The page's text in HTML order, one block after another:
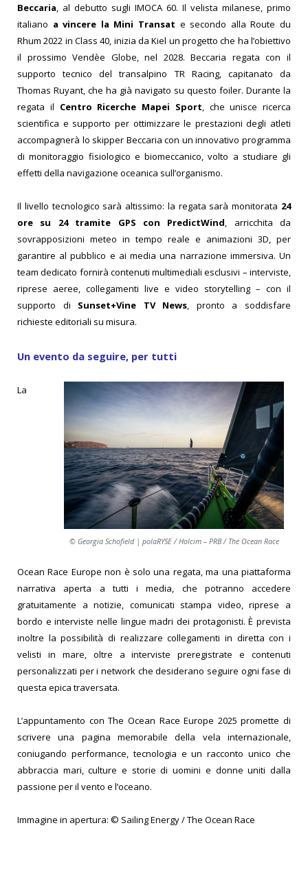
Beccaria, al debutto sugli IMOCA 60. Il velista milanese, primo
italiano a vincere la Mini Transat e secondo alla Route du
Rhum 2022 in Class 40, inizia da Kiel un progetto che ha l’obiettivo
il prossimo Vendèe Globe, nel 2028. Beccaria regata con il
supporto tecnico del transalpino TR Racing, capitanato da
Thomas Ruyant, che ha già navigato su questo foiler. Durante la
regata il Centro Ricerche Mapei Sport, che unisce ricerca
scientifica e supporto per ottimizzare le prestazioni degli atleti
accompagnerà lo skipper Beccaria con un innovativo programma
di monitoraggio fisiologico e biomeccanico, volto a studiare gli
effetti della navigazione oceanica sull’organismo.
Il livello tecnologico sarà altissimo: la regata sarà monitorata 24
ore su 24 tramite GPS con PredictWind, arricchita da
sovrapposizioni meteo in tempo reale e animazioni 3D, per
garantire al pubblico e ai media una narrazione immersiva. Un
team dedicato fornirà contenuti multimediali esclusivi – interviste,
riprese aeree, collegamenti live e video storytelling – con il
supporto di Sunset+Vine TV News, pronto a soddisfare
richieste editoriali su misura.
Un evento da seguire, per tutti
© Georgia Schofield | polaRYSE / Holcim – PRB / The Ocean Race
La
Ocean Race Europe non è solo una regata, ma una piattaforma
narrativa aperta a tutti i media, che potranno accedere
gratuitamente a notizie, comunicati stampa video, riprese a
bordo e interviste nelle lingue madri dei protagonisti. È prevista
inoltre la possibilità di realizzare collegamenti in diretta con i
velisti in mare, oltre a interviste preregistrate e contenuti
personalizzati per i network che desiderano seguire ogni fase di
questa epica traversata.
L’appuntamento con The Ocean Race Europe 2025 promette di
scrivere una pagina memorabile della vela internazionale,
coniugando performance, tecnologia e un racconto unico che
abbraccia mari, culture e storie di uomini e donne uniti dalla
passione per il vento e l’oceano.
Immagine in apertura: © Sailing Energy / The Ocean Race